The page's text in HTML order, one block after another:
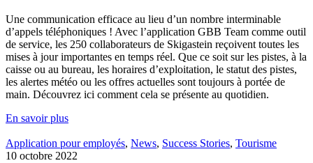
Une communication efficace au lieu d’un nombre interminable
d’appels téléphoniques ! Avec l’application GBB Team comme outil
de service, les 250 collaborateurs de Skigastein reçoivent toutes les
mises à jour importantes en temps réel. Que ce soit sur les pistes, à la
caisse ou au bureau, les horaires d’exploitation, le statut des pistes,
les alertes météo ou les offres actuelles sont toujours à portée de
main. Découvrez ici comment cela se présente au quotidien.
En savoir plus
Application pour employés, News, Success Stories, Tourisme
10 octobre 2022